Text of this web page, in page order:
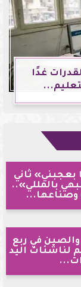
غدًا
بعجبني» ثاني
بالمللي»..
وصناعها...
في ربع
لناشئات اليد